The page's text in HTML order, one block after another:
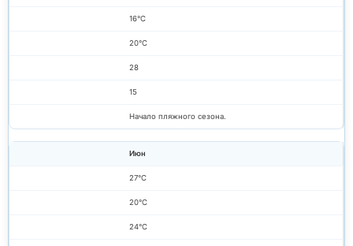
16°C
20°C
28
15
Начало пляжного сезона.
Июн
27°C
20°C
24°C